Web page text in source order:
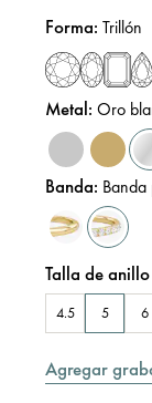
Forma:Trillón
Metal:Oro
Banda: Banda
Talla de anillo
4.5 5 6
Agregar